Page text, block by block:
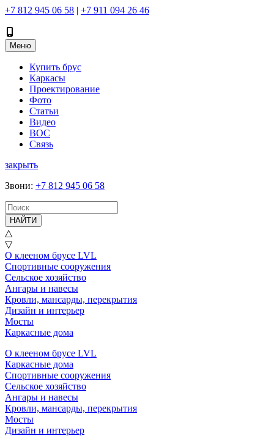
+7 812 945 06 58 | +7 911 094 26 46
Меню
Купить брус
Каркасы
Проектирование
Фото
Статьи
Видео
ВОС
Связь
закрыть
Звони: +7 812 945 06 58
НАЙТИ
△
▽
О клееном брусе LVL
Спортивные сооружения
Сельское хозяйство
Ангары и навесы
Кровли, мансарды, перекрытия
Дизайн и интерьер
Мосты
Каркасные дома
О клееном брусе LVL
Каркасные дома
Спортивные сооружения
Сельское хозяйство
Ангары и навесы
Кровли, мансарды, перекрытия
Мосты
Дизайн и интерьер